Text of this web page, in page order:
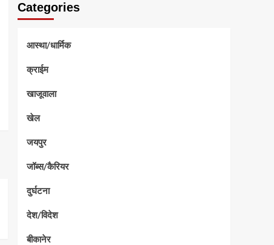
Categories
आस्था/धार्मिक
क्राईम
खाजूवाला
खेल
जयपुर
जॉब्स/कैरियर
दुर्घटना
देश/विदेश
बीकानेर